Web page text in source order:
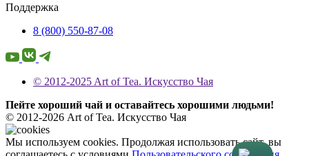
Поддержка
8 (800) 550-87-08
© 2012-2025 Art of Tea. Искусство Чая
Пейте хороший чай и оставайтесь хорошими людьми!
© 2012-2026 Art of Tea. Искусство Чая
Мы используем cookies. Продолжая использовать сайт, вы